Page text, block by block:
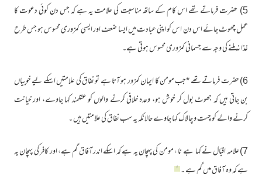
5) حضرت فرماتے تھے اس کام کے ساتھ مناسبت کی علامت یہ ہے کہ جس دن کوئی دعوت کا
عمل چھوٹ جائے اس دن اس کو اپنی عبادت میں ایسا ضعف اور ایسی کمزوری محسوس ہو جس طرح
غذا نہ ملنے کی وجہ سے جسمانی کمزوری محسوس ہوتی ہے۔
6) حضرت فرماتے تھے *جب مومن کا ایمان کمزور ہو آتا ہے تو نفاق کی علامتیں اسکے لیے خوبیاں
بن جاتی ہیں کہ جھوٹ بول کر خوش ہو، وعدہ خلافی کرنے والوں کو عقلمند کہا جاوے، اور خیانت
کرنے والے کو چست و چالاک کہا جاوے حالانکہ یہ سب نفاق کی علامتیں ہیں ۔
7) علامہ اقبال نے کہا ہے نا ، مومن کی پہچان یہ ہے کہ اسکے اندر آفاق گم ہے، اور کافر کی پہچان یہ
ہے کہ وہ آفاق میں گم ہے ۔ ۱